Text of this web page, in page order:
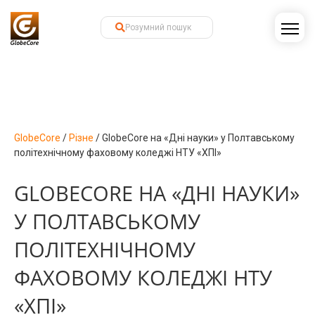
GlobeCore / Різне /GlobeCore на «Дні науки» у Полтавському
політехнічному фаховому коледжі НТУ «ХПІ»
GLOBECORE НА «ДНІ НАУКИ»
У ПОЛТАВСЬКОМУ
ПОЛІТЕХНІЧНОМУ
ФАХОВОМУ КОЛЕДЖІ НТУ
«ХПІ»